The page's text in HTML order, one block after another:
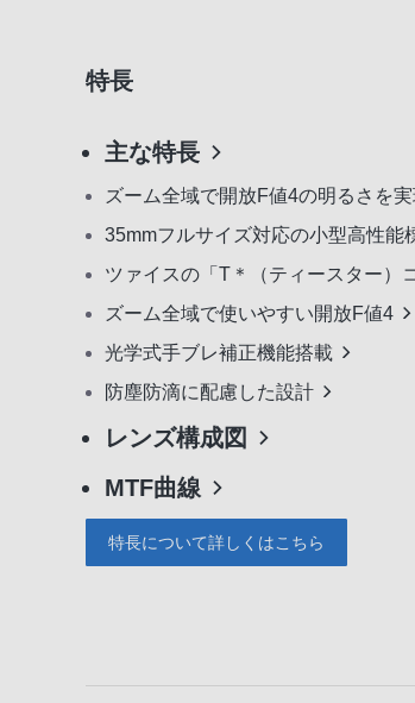
特長
主な特長
ズーム全域で開放F値4の明るさを
35mmフルサイズ対応の小型高性能
ツァイスの「T＊（ティースター）
ズーム全域で使いやすい開放F値4
光学式手ブレ補正機能搭載
防塵防滴に配慮した設計
レンズ構成図
MTF曲線
特長について詳しくはこちら